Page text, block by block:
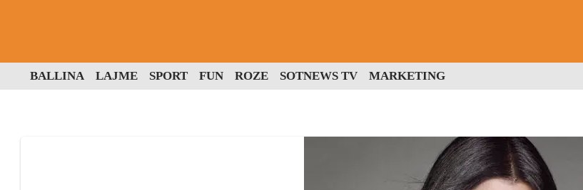
BALLINA LAJME SPORT FUN ROZE SOTNEWS TV MARKETING